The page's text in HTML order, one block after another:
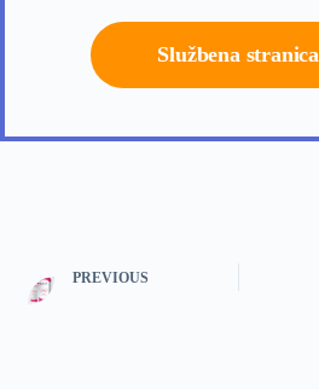
Službena stranica
PREVIOUS